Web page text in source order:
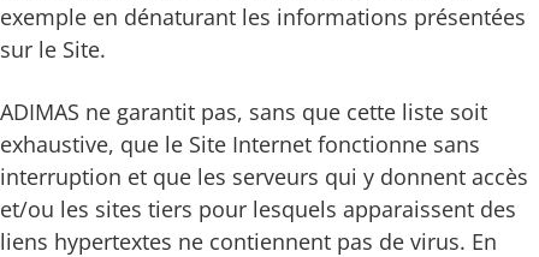
exemple en dénaturant les informations présentées
sur le Site.
ADIMAS ne garantit pas, sans que cette liste soit
exhaustive, que le Site Internet fonctionne sans
interruption et que les serveurs qui y donnent accès
et/ou les sites tiers pour lesquels apparaissent des
liens hypertextes ne contiennent pas de virus. En